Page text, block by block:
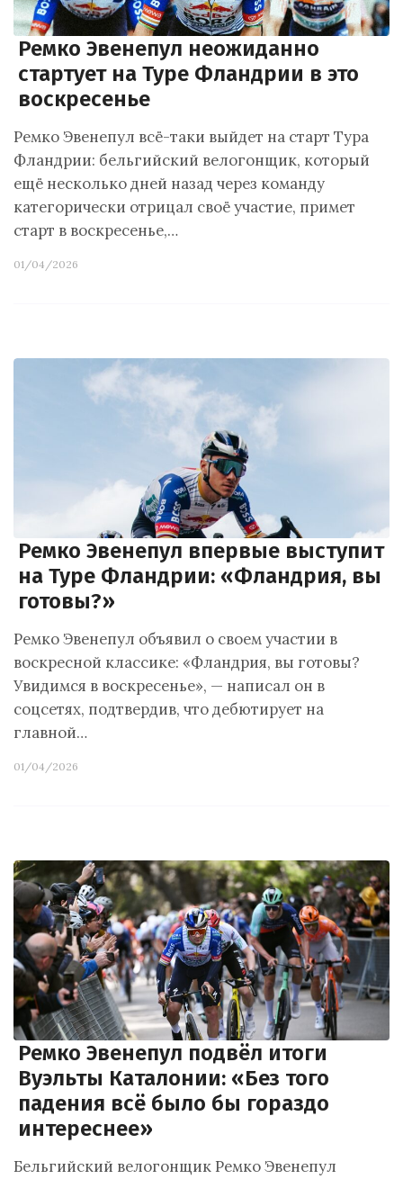
Ремко Эвенепул неожиданно
стартует на Туре Фландрии в это
воскресенье
Ремко Эвенепул всё-таки выйдет на старт Тура
Фландрии: бельгийский велогонщик, который
ещё несколько дней назад через команду
категорически отрицал своё участие, примет
старт в воскресенье,…
01/04/2026
Ремко Эвенепул впервые выступит
на Туре Фландрии: «Фландрия, вы
готовы?»
Ремко Эвенепул объявил о своем участии в
воскресной классике: «Фландрия, вы готовы?
Увидимся в воскресенье», — написал он в
соцсетях, подтвердив, что дебютирует на
главной…
01/04/2026
Ремко Эвенепул подвёл итоги
Вуэльты Каталонии: «Без того
падения всё было бы гораздо
интереснее»
Бельгийский велогонщик Ремко Эвенепул